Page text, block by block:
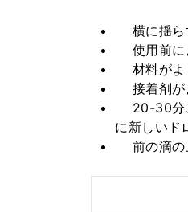
横に揺ら
使用前に
材料がよ
接着剤が
20-30分
に新しいド
前の滴の